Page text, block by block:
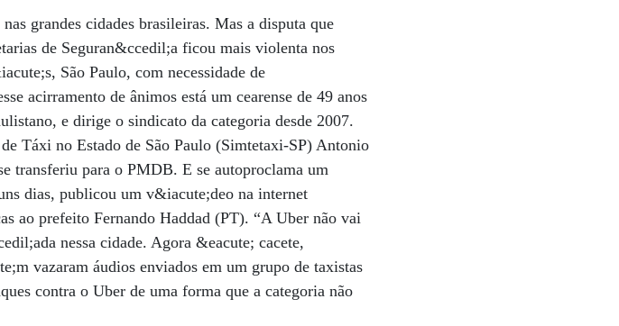
grandes cidades brasileiras. Mas a disputa que
de Seguran&ccedil;a ficou mais violenta nos
São Paulo, com necessidade de
acirramento de ânimos está um cearense de 49 anos
e dirige o sindicato da categoria desde 2007.
Táxi no Estado de São Paulo (Simtetaxi-SP) Antonio
transferiu para o PMDB. E se autoproclama um
dias, publicou um v&iacute;deo na internet
ao prefeito Fernando Haddad (PT). “A Uber não vai
nessa cidade. Agora &eacute; cacete,
vazaram áudios enviados em um grupo de taxistas
contra o Uber de uma forma que a categoria não